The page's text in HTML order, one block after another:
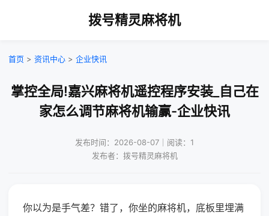
拨号精灵麻将机
首页 > 资讯中心 > 企业快讯
掌控全局!嘉兴麻将机遥控程序安装_自己在
家怎么调节麻将机输赢-企业快讯
发布时间：2026-08-07｜阅读：1
发布者：拨号精灵麻将机
你以为是手气差？错了，你坐的麻将机，底板里埋满